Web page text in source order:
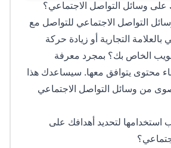
على وسائل التواصل الاجتماعي؟
التواصل الاجتماعي للتواصل مع
بالعلامة التجارية أو زيادة حركة
الخاص بك؟ بمجرد معرفة
محتوى يتوافق معها. سيساعدك هذا
من وسائل التواصل الاجتماعي
استخدامها لتحديد أهدافك على